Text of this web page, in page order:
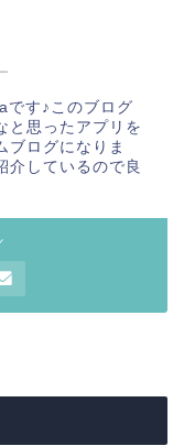
です♪このブログ
と思ったアプリを
ブログになりま
介しているので良